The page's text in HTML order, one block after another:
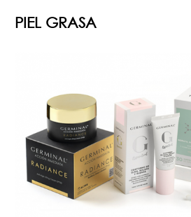
PIEL GRASA